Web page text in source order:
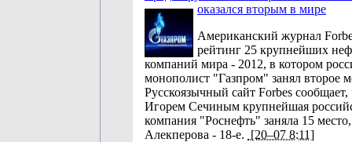
оказался вторым в мире
Американский журнал
рейтинг 25 крупнейших
компаний мира - 2012, в котором
монополист "Газпром" занял второе
Русскоязычный сайт Forbes сообщает,
Игорем Сечиным крупнейшая
компания "Роснефть" заняла 15
Алекперова - 18-е. [20–07 8:11]